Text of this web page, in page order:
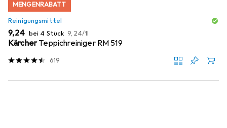
MENGENRABATT
Reinigungsmittel
EUR
9,24 bei 4 Stück EUR
9,24/1l
KärcherTeppichreiniger RM 519
619